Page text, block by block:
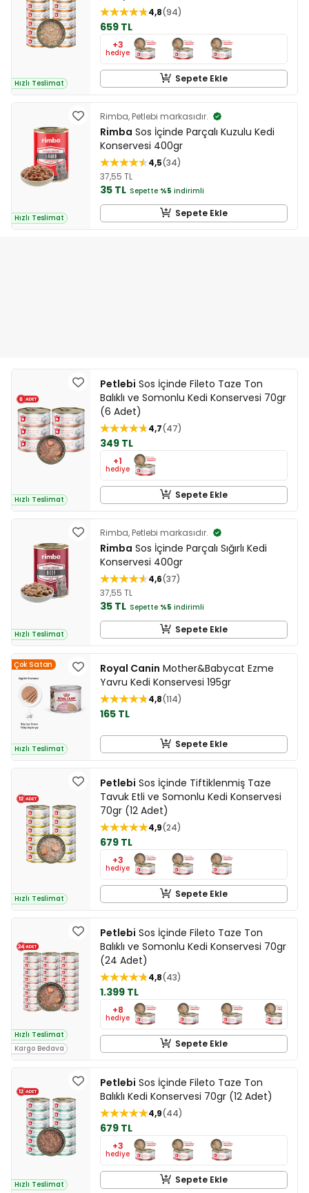
Hızlı Teslimat
4,8 94
659 TL
+3
hediye
Sepete Ekle
Hızlı Teslimat
Rimba, Petlebi markasıdır.
Rimba Sos İçinde Parçalı Kuzulu Kedi
Konservesi 400gr
4,5 34
37,55 TL
35 TL Sepette %5 indirimli
Sepete Ekle
Hızlı Teslimat
Petlebi Sos İçinde Fileto Taze Ton
Balıklı ve Somonlu Kedi Konservesi 70gr
(6 Adet)
4,7 47
349 TL
+1
hediye
Sepete Ekle
Hızlı Teslimat
Rimba, Petlebi markasıdır.
Rimba Sos İçinde Parçalı Sığırlı Kedi
Konservesi 400gr
4,6 37
37,55 TL
35 TL Sepette %5 indirimli
Sepete Ekle
Çok Satan
Hızlı Teslimat
Royal Canin Mother&Babycat Ezme
Yavru Kedi Konservesi 195gr
4,8 114
165 TL
Sepete Ekle
Hızlı Teslimat
Petlebi Sos İçinde Tiftiklenmiş Taze
Tavuk Etli ve Somonlu Kedi Konservesi
70gr (12 Adet)
4,9 24
679 TL
+3
hediye
Sepete Ekle
Hızlı Teslimat
Kargo Bedava
Petlebi Sos İçinde Fileto Taze Ton
Balıklı ve Somonlu Kedi Konservesi 70gr
(24 Adet)
4,8 43
1.399 TL
+8
hediye
Sepete Ekle
Hızlı Teslimat
Petlebi Sos İçinde Fileto Taze Ton
Balıklı Kedi Konservesi 70gr (12 Adet)
4,9 44
679 TL
+3
hediye
Sepete Ekle